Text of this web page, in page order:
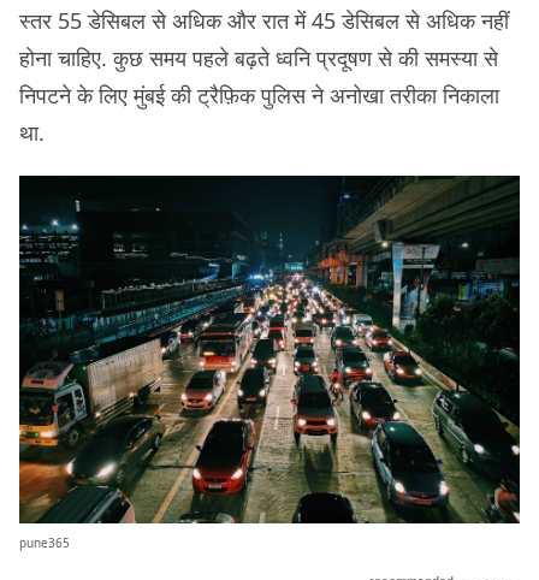
स्तर 55 डेसिबल से अधिक और रात में 45 डेसिबल से अधिक नहीं
होना चाहिए. कुछ समय पहले बढ़ते ध्वनि प्रदूषण से की समस्या से
निपटने के लिए मुंबई की ट्रैफ़िक पुलिस ने अनोखा तरीका निकाला
था.
pune365